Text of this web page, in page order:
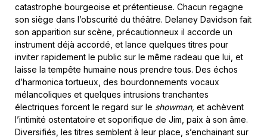
catastrophe bourgeoise et prétentieuse. Chacun regagne
son siège dans l’obscurité du théâtre. Delaney Davidson fait
son apparition sur scène, précautionneux il accorde un
instrument déjà accordé, et lance quelques titres pour
inviter rapidement le public sur le même radeau que lui, et
laisse la tempête humaine nous prendre tous. Des échos
d’harmonica tortueux, des bourdonnements vocaux
mélancoliques et quelques intrusions tranchantes
électriques forcent le regard sur le showman, et achèvent
l’intimité ostentatoire et soporifique de Jim, paix à son âme.
Diversifiés, les titres semblent à leur place, s’enchainant sur